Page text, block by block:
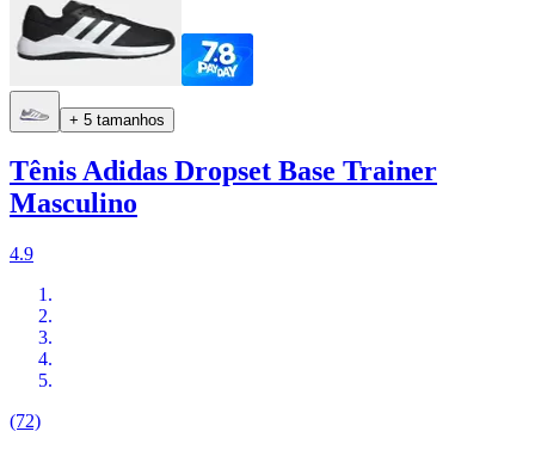
+ 5 tamanhos
Tênis Adidas Dropset Base Trainer
Masculino
4.9
(72)